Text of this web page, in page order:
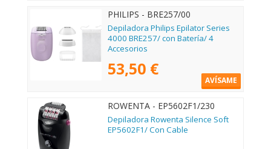
PHILIPS - BRE257/00
Depiladora Philips Epilator Series
4000 BRE257/ con Batería/ 4
Accesorios
53,50 €
AVÍSAME
ROWENTA - EP5602F1/230
Depiladora Rowenta Silence Soft
EP5602F1/ Con Cable